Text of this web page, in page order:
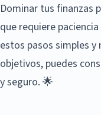
Dominar tus finanzas
que requiere
estos pasos simples
objetivos, puedes
y seguro. 🌟